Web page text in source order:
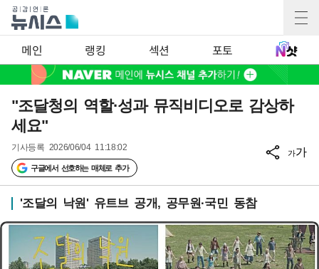
메인 랭킹 섹션 포토
"조달청의 역할·성과 뮤직비디오로 감상하
세요"
기사등록 2026/06/04 11:18:02
구글에서 선호하는 매체로 추가
가가
'조달의 낙원' 유트브 공개, 공무원·국민 동참